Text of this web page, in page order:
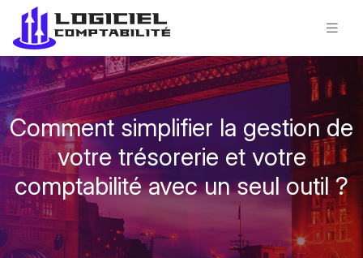
Comment simplifier la gestion de
votre trésorerie et votre
comptabilité avec un seul outil ?